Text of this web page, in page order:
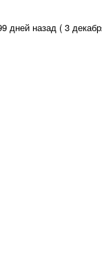
дней назад ( 3